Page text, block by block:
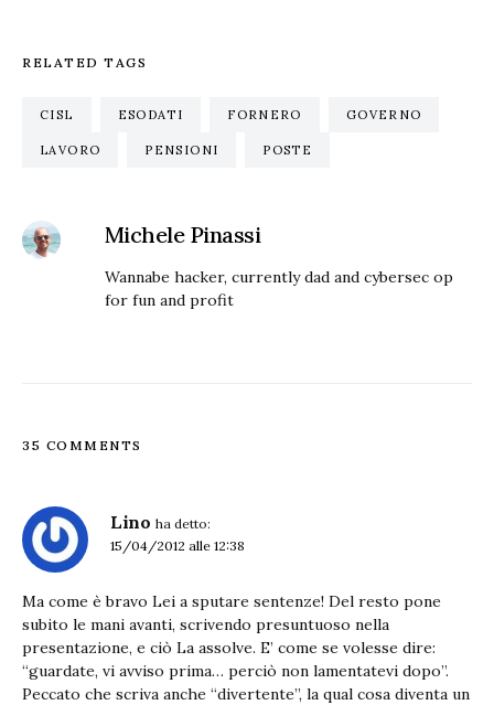
RELATED TAGS
CISL ESODATI FORNERO GOVERNO
LAVORO PENSIONI POSTE
Michele Pinassi
Wannabe hacker, currently dad and cybersec op
for fun and profit
35 COMMENTS
Lino ha detto:
15/04/2012 alle 12:38
Ma come è bravo Lei a sputare sentenze! Del resto pone
subito le mani avanti, scrivendo presuntuoso nella
presentazione, e ciò La assolve. E’ come se volesse dire:
“guardate, vi avviso prima… perciò non lamentatevi dopo”.
Peccato che scriva anche “divertente”, la qual cosa diventa un